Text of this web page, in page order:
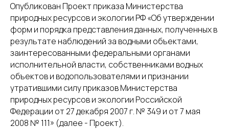
Опубликован Проект приказа Министерства
природных ресурсов и экологии РФ «Об утверждении
форм и порядка представления данных, полученных в
результате наблюдений за водными объектами,
заинтересованными федеральными органами
исполнительной власти, собственниками водных
объектов и водопользователями и признании
утратившими силу приказов Министерства
природных ресурсов и экологии Российской
Федерации от 27 декабря 2007 г. № 349 и от 7 мая
2008 № 111» (далее - Проект).